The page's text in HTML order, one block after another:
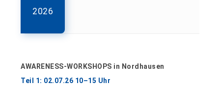
2026
AWARENESS-WORKSHOPS in Nordhausen
Teil 1: 02.07.26 10–15 Uhr